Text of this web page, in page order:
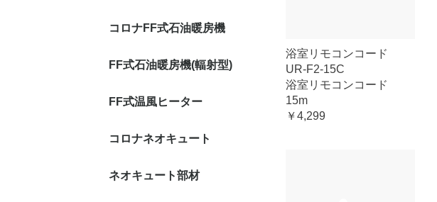
コロナFF式石油暖房機
FF式石油暖房機(輻射型)
FF式温風ヒーター
コロナネオキュート
ネオキュート部材
浴室リモコンコード
UR-F2-15C
浴室リモコンコード
15m
￥4,299